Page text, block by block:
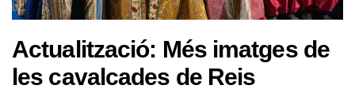
Actualització: Més imatges de
les cavalcades de Reis